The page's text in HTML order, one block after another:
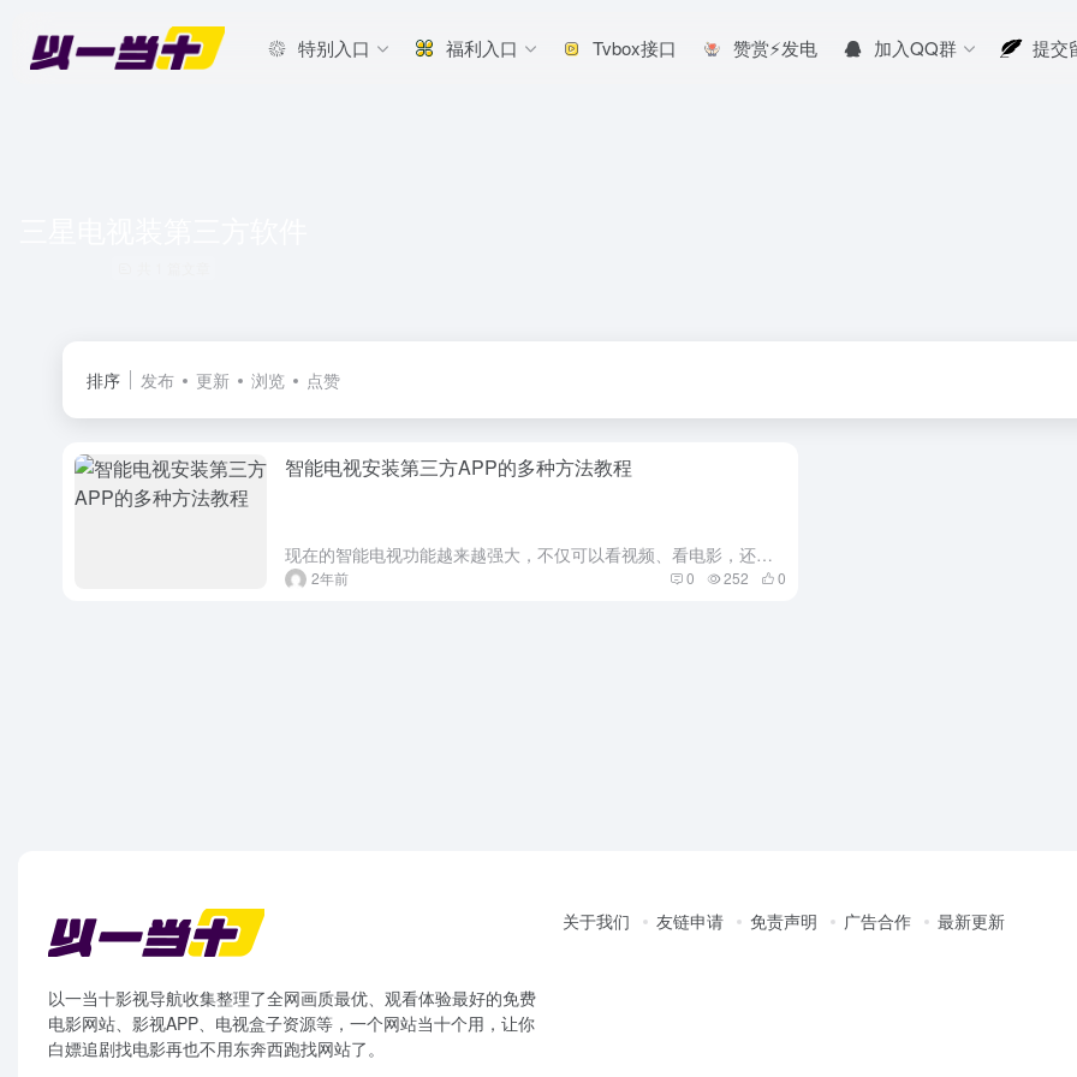
特别入口 福利入口 Tvbox接口 赞赏⚡发电 加入QQ群 提交
排序 发布 更新 浏览 点赞
智能电视安装第三方APP的多种方法教程
现在的智能电视功能越来越强大，不仅可以看视频、看电影，还能玩游戏、看直播。新购智能电视应用选择有限，是否渴望能自由安装心仪的应用？别担心，接下来将为您揭秘多种安装方法，让您随心所欲地拓展电视功能！ 三...
2年前 0 252 0
以一当十影视导航收集整理了全网画质最优、观看体验最好的免费
电影网站、影视APP、电视盒子资源等，一个网站当十个用，让你
白嫖追剧找电影再也不用东奔西跑找网站了。
关于我们 友链申请 免责声明 广告合作 最新更新